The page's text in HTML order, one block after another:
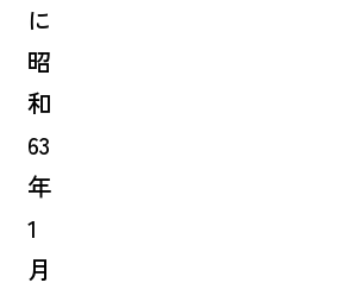
に
昭
和
63
年
1
月